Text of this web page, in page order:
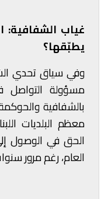
غياب
يطبّقها؟
وفي سياق تحدي
مسؤولة التواصل
بالشفافية
معظم البلديات
الحق في الوصول
العام، رغم مرور